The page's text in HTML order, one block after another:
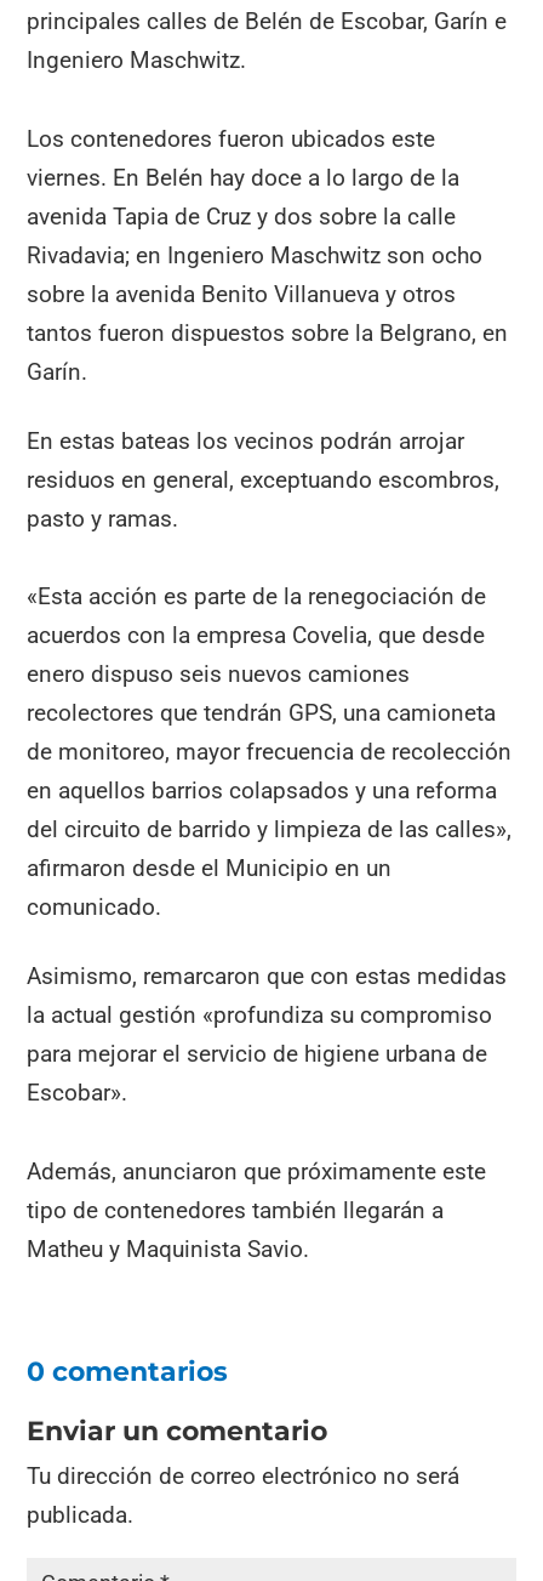
principales calles de Belén de Escobar, Garín e
Ingeniero Maschwitz.
Los contenedores fueron ubicados este
viernes. En Belén hay doce a lo largo de la
avenida Tapia de Cruz y dos sobre la calle
Rivadavia; en Ingeniero Maschwitz son ocho
sobre la avenida Benito Villanueva y otros
tantos fueron dispuestos sobre la Belgrano, en
Garín.
En estas bateas los vecinos podrán arrojar
residuos en general, exceptuando escombros,
pasto y ramas.
«Esta acción es parte de la renegociación de
acuerdos con la empresa Covelia, que desde
enero dispuso seis nuevos camiones
recolectores que tendrán GPS, una camioneta
de monitoreo, mayor frecuencia de recolección
en aquellos barrios colapsados y una reforma
del circuito de barrido y limpieza de las calles»,
afirmaron desde el Municipio en un
comunicado.
Asimismo, remarcaron que con estas medidas
la actual gestión «profundiza su compromiso
para mejorar el servicio de higiene urbana de
Escobar».
Además, anunciaron que próximamente este
tipo de contenedores también llegarán a
Matheu y Maquinista Savio.
0 comentarios
Enviar un comentario
Tu dirección de correo electrónico no será
publicada.